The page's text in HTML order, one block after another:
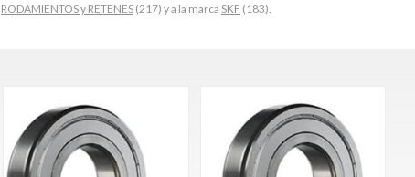
RODAMIENTOS y RETENES (217) y a la marca SKF (183).